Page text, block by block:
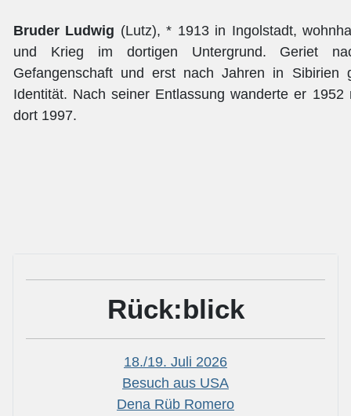
Bruder Ludwig (Lutz), * 1913 in Ingolstadt,
und Krieg im dortigen Untergrund. Geriet
Gefangenschaft und erst nach Jahren in Sibirien
Identität. Nach seiner Entlassung wanderte er
dort 1997.
Rück:blick
18./19. Juli 2026
Besuch aus USA
Dena Rüb Romero